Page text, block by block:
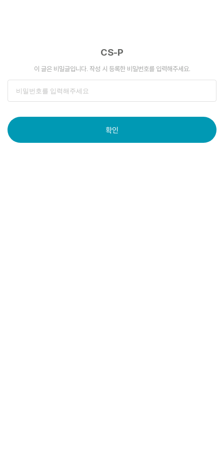
CS-P
이 글은 비밀글입니다. 작성 시 등록한 비밀번호를 입력해주세요.
확인